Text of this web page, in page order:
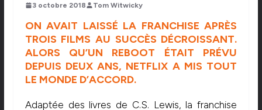
3 octobre 2018 Tom Witwicky
ON AVAIT LAISSÉ LA FRANCHISE APRÈS
TROIS FILMS AU SUCCÈS DÉCROISSANT.
ALORS QU’UN REBOOT ÉTAIT PRÉVU
DEPUIS DEUX ANS, NETFLIX A MIS TOUT
LE MONDE D’ACCORD.
Adaptée des livres de C.S. Lewis, la franchise